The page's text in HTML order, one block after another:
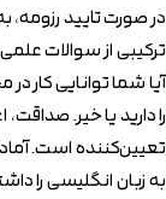
در صورت تایید
ترکیبی از سوالات
آیا شما توانایی کار
را دارید یا خیر.
تعیین‌کننده است.
به زبان انگلیسی را